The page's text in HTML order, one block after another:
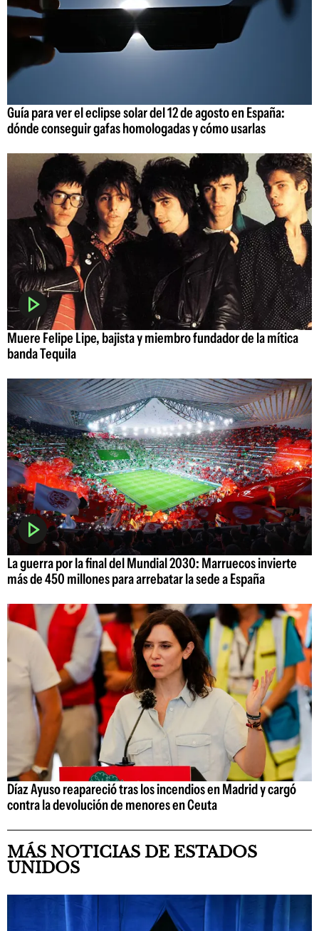
Guía para ver el eclipse solar del 12 de agosto en España:
dónde conseguir gafas homologadas y cómo usarlas
Muere Felipe Lipe, bajista y miembro fundador de la mítica
banda Tequila
La guerra por la final del Mundial 2030: Marruecos invierte
más de 450 millones para arrebatar la sede a España
Díaz Ayuso reapareció tras los incendios en Madrid y cargó
contra la devolución de menores en Ceuta
MÁS NOTICIAS DE ESTADOS
UNIDOS